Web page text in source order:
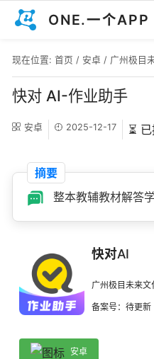
ONE.一个APP
现在位置: 首页 / 安卓 / 广州极目
快对 AI-作业助手
安卓 2025-12-17 ⏳
摘要
整本教辅教材解答
快对AI
广州极目未来文
备案号：待更新
安卓